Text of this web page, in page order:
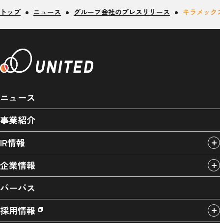
トップ ニュース グループ会社のプレスリリース キラメック
ニュース
事業紹介
IR情報
企業情報
パーパス
採用情報